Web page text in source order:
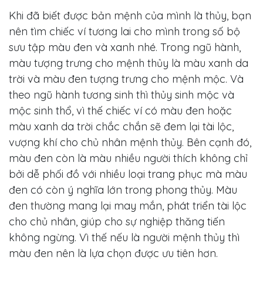
Hàng
Tin
Tức
Liên
Hệ
Tài khoản
Viet Nam
Khi đã biết được bản mệnh của mình là thủy, bạn
nên tìm chiếc ví tương lai cho mình trong số bộ
sưu tập màu đen và xanh nhé. Trong ngũ hành,
màu tượng trưng cho mệnh thủy là màu xanh da
trời và màu đen tượng trưng cho mệnh mộc. Và
theo ngũ hành tương sinh thì thủy sinh mộc và
mộc sinh thổ, vì thế chiếc ví có màu đen hoặc
màu xanh da trời chắc chắn sẽ đem lại tài lộc,
vượng khí cho chủ nhân mệnh thủy. Bên cạnh đó,
màu đen còn là màu nhiều người thích không chỉ
bởi dễ phối đồ với nhiều loại trang phục mà màu
đen có còn ý nghĩa lớn trong phong thủy. Màu
đen thường mang lại may mắn, phát triển tài lộc
cho chủ nhân, giúp cho sự nghiệp thăng tiến
không ngừng. Vì thế nếu là người mệnh thủy thì
màu đen nên là lựa chọn được ưu tiên hơn.